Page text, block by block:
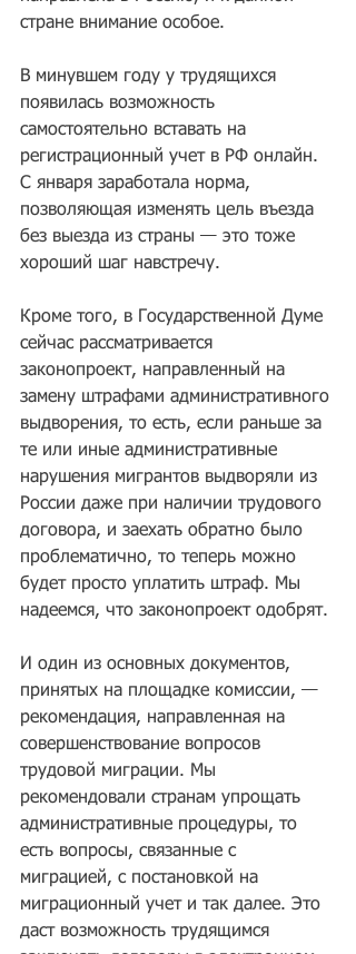
стране внимание особое.
В минувшем году у трудящихся
появилась возможность
самостоятельно вставать на
регистрационный учет в РФ онлайн.
С января заработала норма,
позволяющая изменять цель въезда
без выезда из страны — это тоже
хороший шаг навстречу.
Кроме того, в Государственной Думе
сейчас рассматривается
законопроект, направленный на
замену штрафами административного
выдворения, то есть, если раньше за
те или иные административные
нарушения мигрантов выдворяли из
России даже при наличии трудового
договора, и заехать обратно было
проблематично, то теперь можно
будет просто уплатить штраф. Мы
надеемся, что законопроект одобрят.
И один из основных документов,
принятых на площадке комиссии, —
рекомендация, направленная на
совершенствование вопросов
трудовой миграции. Мы
рекомендовали странам упрощать
административные процедуры, то
есть вопросы, связанные с
миграцией, с постановкой на
миграционный учет и так далее. Это
даст возможность трудящимся